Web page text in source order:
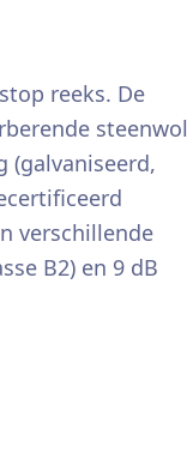
reeks. De
steenwol
(galvaniseerd,
verschillende
B2) en 9 dB